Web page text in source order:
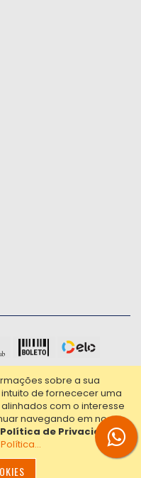
sobre a sua
de fornececer uma
com o interesse
navegando em nosso
Política de Privacidade.
CNPJ 42.500.090/0001-